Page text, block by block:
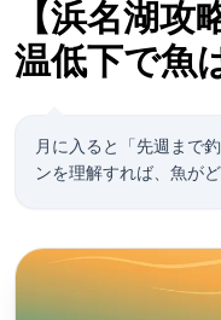
【浜名湖
温低下で魚
10月に入ると「先週ま
ンを理解すれば、魚が